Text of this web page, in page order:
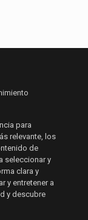
para
relevante, los
de
seleccionar y
clara y
y entretener a
y descubre